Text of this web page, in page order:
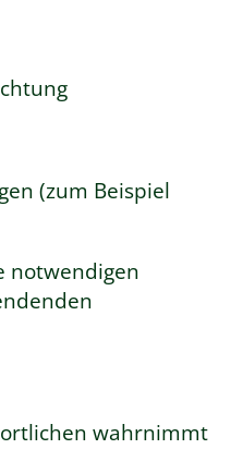
(zum Beispiel
notwendigen
wahrnimmt